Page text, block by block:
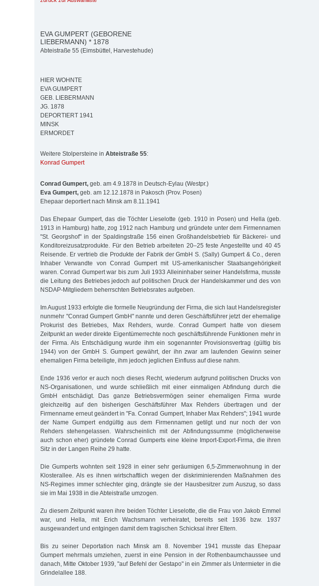
EVA GUMPERT (GEBORENE
LIEBERMANN) * 1878
Abteistraße 55 (Eimsbüttel, Harvestehude)
HIER WOHNTE
EVA GUMPERT
GEB. LIEBERMANN
JG. 1878
DEPORTIERT 1941
MINSK
ERMORDET
Weitere Stolpersteine in Abteistraße 55:
Konrad Gumpert
Conrad Gumpert, geb. am 4.9.1878 in Deutsch-Eylau (Westpr.)
Eva Gumpert, geb. am 12.12.1878 in Pakosch (Prov. Posen)
Ehepaar deportiert nach Minsk am 8.11.1941
Das Ehepaar Gumpert, das die Töchter Lieselotte (geb. 1910 in Posen) und Hella (geb.
1913 in Hamburg) hatte, zog 1912 nach Hamburg und gründete unter dem Firmennamen
"St. Georgshof" in der Spaldingstraße 156 einen Großhandelsbetrieb für Bäckerei- und
Konditoreizusatzprodukte. Für den Betrieb arbeiteten 20–25 feste Angestellte und 40 45
Reisende. Er vertrieb die Produkte der Fabrik der GmbH S. (Sally) Gumpert & Co., deren
Inhaber Verwandte von Conrad Gumpert mit US-amerikanischer Staatsangehörigkeit
waren. Conrad Gumpert war bis zum Juli 1933 Alleininhaber seiner Handelsfirma, musste
die Leitung des Betriebes jedoch auf politischen Druck der Handelskammer und des von
NSDAP-Mitgliedern beherrschten Betriebsrates aufgeben.
Im August 1933 erfolgte die formelle Neugründung der Firma, die sich laut Handelsregister
nunmehr "Conrad Gumpert GmbH" nannte und deren Geschäftsführer jetzt der ehemalige
Prokurist des Betriebes, Max Rehders, wurde. Conrad Gumpert hatte von diesem
Zeitpunkt an weder direkte Eigentümerrechte noch geschäftsführende Funktionen mehr in
der Firma. Als Entschädigung wurde ihm ein sogenannter Provisionsvertrag (gültig bis
1944) von der GmbH S. Gumpert gewährt, der ihn zwar am laufenden Gewinn seiner
ehemaligen Firma beteiligte, ihm jedoch jeglichen Einfluss auf diese nahm.
Ende 1936 verlor er auch noch dieses Recht, wiederum aufgrund politischen Drucks von
NS-Organisationen, und wurde schließlich mit einer einmaligen Abfindung durch die
GmbH entschädigt. Das ganze Betriebsvermögen seiner ehemaligen Firma wurde
gleichzeitig auf den bisherigen Geschäftsführer Max Rehders übertragen und der
Firmenname erneut geändert in "Fa. Conrad Gumpert, Inhaber Max Rehders"; 1941 wurde
der Name Gumpert endgültig aus dem Firmennamen getilgt und nur noch der von
Rehders stehengelassen. Wahrscheinlich mit der Abfindungssumme (möglicherweise
auch schon eher) gründete Conrad Gumperts eine kleine Import-Export-Firma, die ihren
Sitz in der Langen Reihe 29 hatte.
Die Gumperts wohnten seit 1928 in einer sehr geräumigen 6,5-Zimmerwohnung in der
Klosterallee. Als es ihnen wirtschaftlich wegen der diskriminierenden Maßnahmen des
NS-Regimes immer schlechter ging, drängte sie der Hausbesitzer zum Auszug, so dass
sie im Mai 1938 in die Abteistraße umzogen.
Zu diesem Zeitpunkt waren ihre beiden Töchter Lieselotte, die die Frau von Jakob Emmel
war, und Hella, mit Erich Wachsmann verheiratet, bereits seit 1936 bzw. 1937
ausgewandert und entgingen damit dem tragischen Schicksal ihrer Eltern.
Bis zu seiner Deportation nach Minsk am 8. November 1941 musste das Ehepaar
Gumpert mehrmals umziehen, zuerst in eine Pension in der Rothenbaumchaussee und
danach, Mitte Oktober 1939, "auf Befehl der Gestapo" in ein Zimmer als Untermieter in die
Grindelallee 188.